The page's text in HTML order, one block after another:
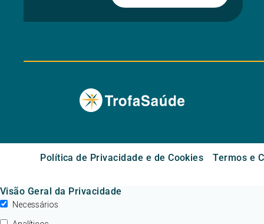
Política de Privacidade e de Cookies Termos e
Visão Geral da Privacidade
Necessários